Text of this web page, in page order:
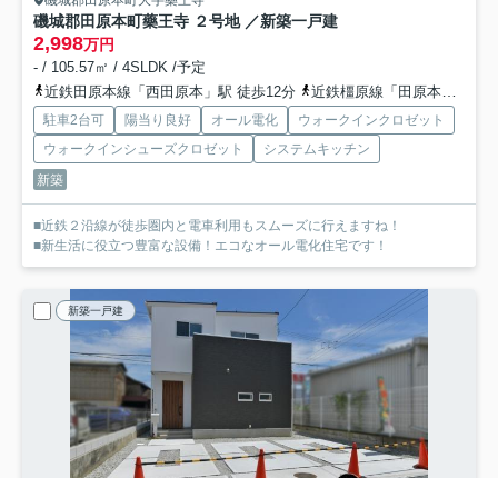
磯城郡田原本町藥王寺 ２号地 ／新築一戸建
2,998万円
- / 105.57㎡ / 4SLDK /予定
近鉄田原本線「西田原本」駅 徒歩12分
近鉄橿原線「田原本」駅 徒歩13分
駐車2台可 陽当り良好 オール電化
ウォークインクロゼット
ウォークインシューズクロゼット
システムキッチン
新築
■近鉄２沿線が徒歩圏内と電車利用もスムーズに行えますね！
■新生活に役立つ豊富な設備！エコなオール電化住宅です！
新築一戸建